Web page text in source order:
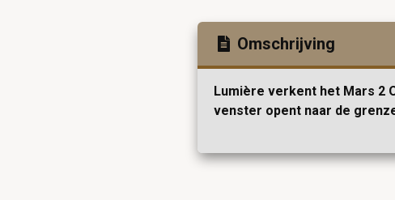
Omschrijving
Lumière verkent het Mars 2
venster opent naar de